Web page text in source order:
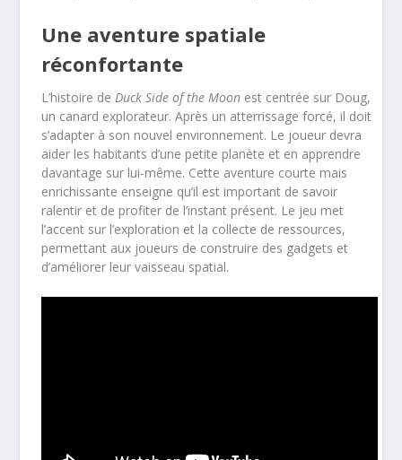
Une aventure spatiale
réconfortante
L’histoire deDuck Side of the Moon est centrée sur Doug,
un canard explorateur. Après un atterrissage forcé, il doit
s’adapter à son nouvel environnement. Le joueur devra
aider les habitants d’une petite planète et en apprendre
davantage sur lui-même. Cette aventure courte mais
enrichissante enseigne qu’il est important de savoir
ralentir et de profiter de l’instant présent. Le jeu met
l’accent sur l’exploration et la collecte de ressources,
permettant aux joueurs de construire des gadgets et
d’améliorer leur vaisseau spatial.